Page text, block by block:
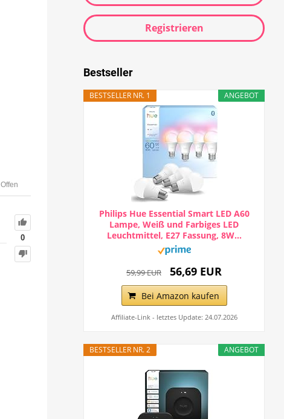
Offen
0
Registrieren
Bestseller
ANGEBOT
BESTSELLER NR. 1
Philips Hue Essential Smart LED A60
Lampe, Weiß und Farbiges LED
Leuchtmittel, E27 Fassung, 8W...
59,99 EUR 56,69 EUR
Bei Amazon kaufen
Affiliate-Link - letztes Update: 24.07.2026
ANGEBOT
BESTSELLER NR. 2